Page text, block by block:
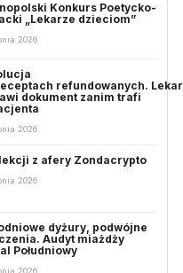
Konkurs Poetycko-
„Lekarze dzieciom”
2026
refundowanych.
dokument zanim trafi
2026
z afery Zondacrypto
2026
dyżury, podwójne
Audyt miażdży
Południowy
2026